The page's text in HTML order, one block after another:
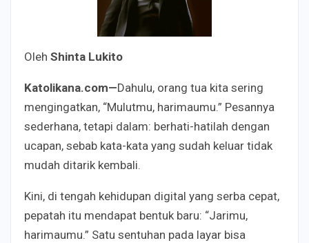
Oleh Shinta Lukito
Katolikana.com—Dahulu, orang tua kita sering
mengingatkan, “Mulutmu, harimaumu.” Pesannya
sederhana, tetapi dalam: berhati-hatilah dengan
ucapan, sebab kata-kata yang sudah keluar tidak
mudah ditarik kembali.
Kini, di tengah kehidupan digital yang serba cepat,
pepatah itu mendapat bentuk baru: “Jarimu,
harimaumu.” Satu sentuhan pada layar bisa